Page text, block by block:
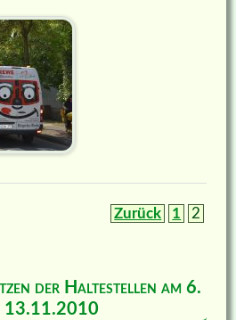
Zurück
1 2
der Haltestellen am 6.
13.11.2010